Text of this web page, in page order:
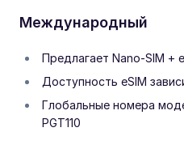
Международный
Предлагает Nano-SIM +
Доступность eSIM
Глобальные номера
PGT110